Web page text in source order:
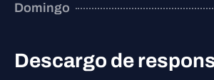
Domingo
Descargo de